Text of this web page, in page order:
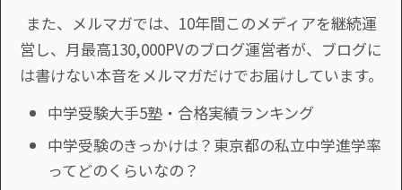
また、メルマガでは、10年間このメディアを継続運
営し、月最高130,000PVのブログ運営者が、ブログに
は書けない本音をメルマガだけでお届けしています。
中学受験大手5塾・合格実績ランキング
中学受験のきっかけは？東京都の私立中学進学率
ってどのくらいなの？